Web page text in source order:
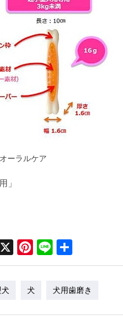
ーラルケア
」
Facebook
X Pinterest
Line
犬 犬用歯磨き